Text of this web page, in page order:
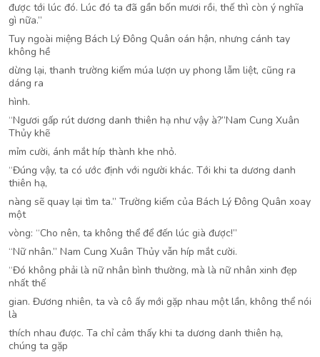
được tới lúc đó. Lúc đó ta đã gần bốn mươi rồi, thế thì còn ý nghĩa
gì nữa.”
Tuy ngoài miệng Bách Lý Đông Quân oán hận, nhưng cánh tay
không hề
dừng lại, thanh trường kiếm múa lượn uy phong lẫm liệt, cũng ra
dáng ra
hình.
“Ngươi gấp rút dương danh thiên hạ như vậy à?”Nam Cung Xuân
Thủy khẽ
mỉm cười, ánh mắt híp thành khe nhỏ.
“Đúng vậy, ta có ước định với người khác. Tới khi ta dương danh
thiên hạ,
nàng sẽ quay lại tìm ta.” Trường kiếm của Bách Lý Đông Quân xoay
một
vòng: “Cho nên, ta không thể để đến lúc già được!”
“Nữ nhân.” Nam Cung Xuân Thủy vẫn híp mắt cười.
“Đó không phải là nữ nhân bình thường, mà là nữ nhân xinh đẹp
nhất thế
gian. Đương nhiên, ta và cô ấy mới gặp nhau một lần, không thể nói
là
thích nhau được. Ta chỉ cảm thấy khi ta dương danh thiên hạ,
chúng ta gặp